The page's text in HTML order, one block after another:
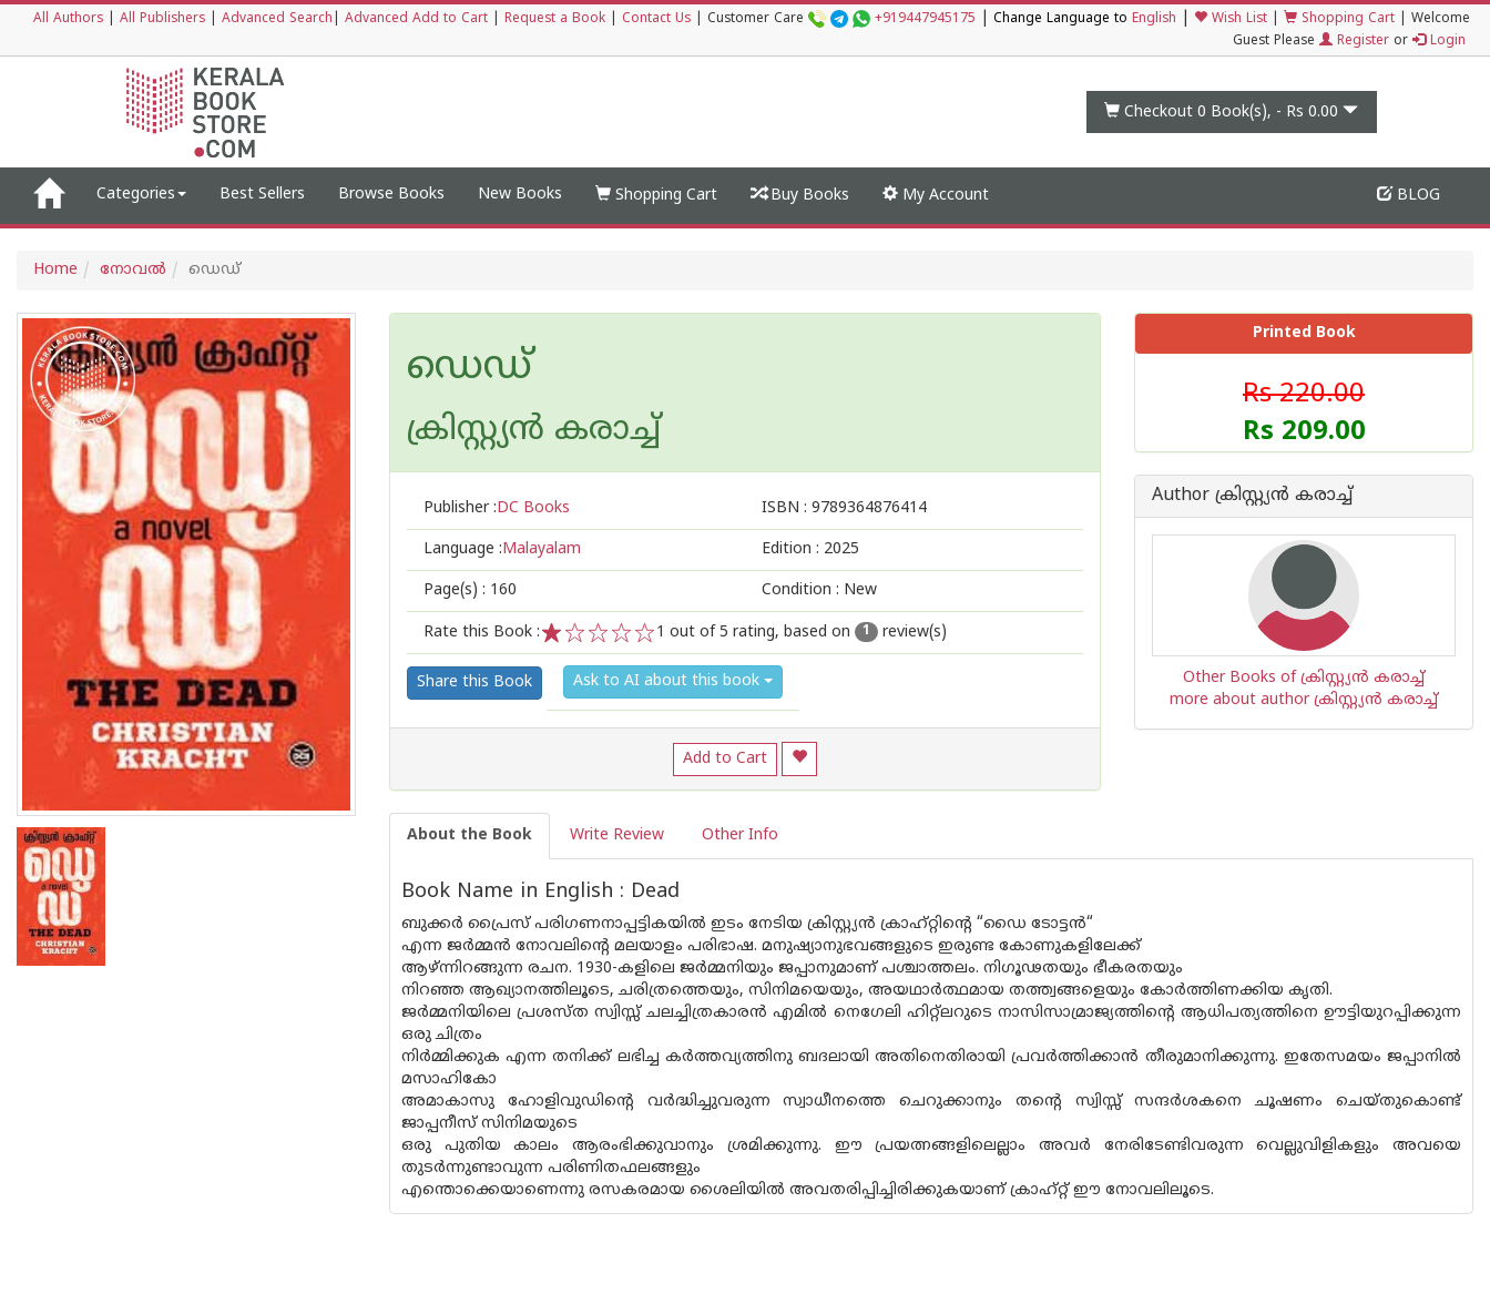
All Authors All Publishers Advanced Search Advanced Add to Cart Request a Book Contact Us Customer Care +919447945175 Change Language to English Wish List Shopping Cart
Welcome
Guest Please
Register or Login
Checkout 0 Book(s), - Rs 0.00
Categories Best Sellers Browse Books New Books Shopping Cart Buy Books My Account BLOG
Home നോവല്‍ ഡെഡ്
ഡെഡ്
ക്രിസ്റ്റ്യൻ കരാച്ച്
Publisher :DC Books ISBN : 9789364876414
Language :Malayalam Edition : 2025
Page(s) : 160 Condition : New
Rate this Book :
5
4
3
2
1
1 out of 5 rating, based on 1 review(s)
Share this Book Ask to AI about this book
Add to Cart
Printed Book
Rs 220.00
Rs 209.00
Author ക്രിസ്റ്റ്യൻ കരാച്ച്
Other Books of ക്രിസ്റ്റ്യൻ കരാച്ച്
more about author ക്രിസ്റ്റ്യൻ കരാച്ച്
About the Book Write Review Other Info
Book Name in English : Dead
ബുക്കർ പ്രൈസ് പരിഗണനാപ്പട്ടികയിൽ ഇടം നേടിയ ക്രിസ്റ്റ്യൻ ക്രാഹ്റ്റിന്റെ “ഡൈ ടോട്ടൻ“
എന്ന ജർമ്മൻ നോവലിന്റെ മലയാളം പരിഭാഷ. മനുഷ്യാനുഭവങ്ങളുടെ ഇരുണ്ട കോണുകളിലേക്ക്
ആഴ്ന്നിറങ്ങുന്ന രചന. 1930-കളിലെ ജർമ്മനിയും ജപ്പാനുമാണ് പശ്ചാത്തലം. നിഗൂഢതയും ഭീകരതയും
നിറഞ്ഞ ആഖ്യാനത്തിലൂടെ, ചരിത്രത്തെയും, സിനിമയെയും, അയഥാർത്ഥമായ തത്ത്വങ്ങളെയും കോർത്തിണക്കിയ കൃതി.
ജർമ്മനിയിലെ പ്രശസ്ത സ്വിസ്സ് ചലച്ചിത്രകാരൻ എമിൽ നെഗേലി ഹിറ്റ്ലറുടെ നാസിസാമ്രാജ്യത്തിന്റെ ആധിപത്യത്തിനെ ഊട്ടിയുറപ്പിക്കുന്ന
ഒരു ചിത്രം
നിർമ്മിക്കുക എന്ന തനിക്ക് ലഭിച്ച കർത്തവ്യത്തിനു ബദലായി അതിനെതിരായി പ്രവർത്തിക്കാൻ തീരുമാനിക്കുന്നു. ഇതേസമയം ജപ്പാനിൽ
മസാഹികോ
അമാകാസു ഹോളിവുഡിന്റെ വർദ്ധിച്ചുവരുന്ന സ്വാധീനത്തെ ചെറുക്കാനും തന്റെ സ്വിസ്സ് സന്ദർശകനെ ചൂഷണം ചെയ്തുകൊണ്ട്
ജാപ്പനീസ് സിനിമയുടെ
ഒരു പുതിയ കാലം ആരംഭിക്കുവാനും ശ്രമിക്കുന്നു. ഈ പ്രയത്നങ്ങളിലെല്ലാം അവർ നേരിടേണ്ടിവരുന്ന വെല്ലുവിളികളും അവയെ
തുടർന്നുണ്ടാവുന്ന പരിണിതഫലങ്ങളും
എന്തൊക്കെയാണെന്നു രസകരമായ ശൈലിയിൽ അവതരിപ്പിച്ചിരിക്കുകയാണ് ക്രാഹ്റ്റ് ഈ നോവലിലൂടെ.